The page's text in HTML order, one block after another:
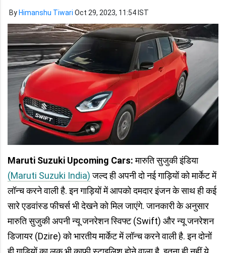
By Himanshu Tiwari Oct 29, 2023, 11:54 IST
Maruti Suzuki Upcoming Cars:मारुति सुजुकी इंडिया
(Maruti Suzuki India)जल्द ही अपनी दो नई गाड़ियों को मार्केट में
लॉन्च करने वाली है. इन गाड़ियों में आपको दमदार इंजन के साथ ही कई
सारे एडवांस्ड फीचर्स भी देखने को मिल जाएंगे. जानकारी के अनुसार
मारुति सुजुकी अपनी न्यू जनरेशन स्विफ्ट (Swift) और न्यू जनरेशन
डिजायर (Dzire) को भारतीय मार्केट में लॉन्च करने वाली है. इन दोनों